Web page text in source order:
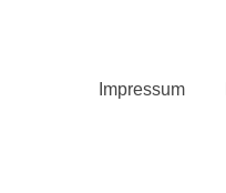
Impressum